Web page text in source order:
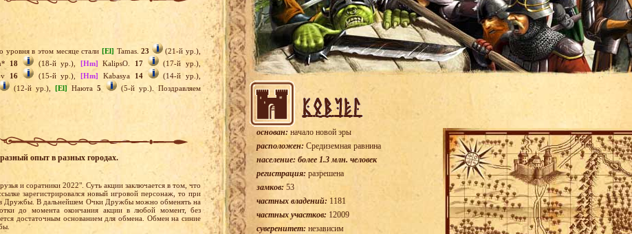
уровня в этом месяце стали [El] Tamas.23
(21-й ур.),
18 (18-й ур.), [Hm] KalipsO. 17
(17-й ур.),
16 (15-й ур.),[Hm] Kabasya 14
(14-й ур.),
(12-й ур.),[El] Наюта5
(5-й ур.). Поздравляем
опыт в разных городах.
и соратники 2022". Суть акции заключается в том, что
зарегистрировался новый игровой персонаж, то при
Дружбы. В дальнейшем Очки Дружбы можно обменять на
до момента окончания акции в любой момент, без
достаточным основанием для обмена. Обмен на синие
основан: начало новой эры
расположен: Средиземная равнина
население: более 1.3 млн. человек
регистрация: разрешена
замков: 53
частных владений: 1181
частных участков: 12009
суверенитет: независим